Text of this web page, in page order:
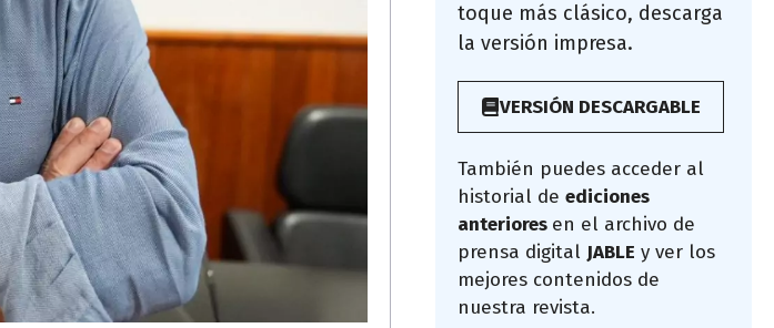
toque más clásico, descarga
la versión impresa.
VERSIÓN DESCARGABLE
También puedes acceder al
historial de ediciones
anteriores en el archivo de
prensa digital JABLE y ver los
mejores contenidos de
nuestra revista.